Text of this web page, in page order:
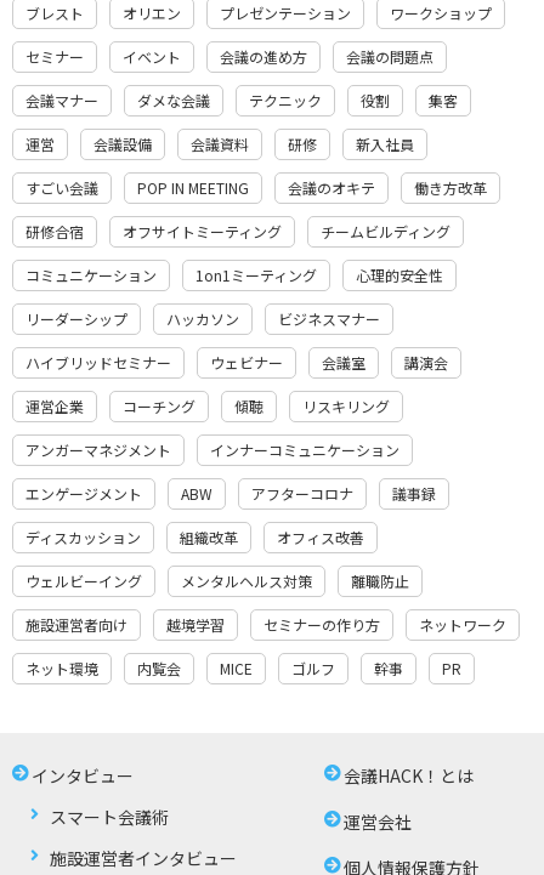
ブレスト オリエン プレゼンテーション ワークショップ
セミナー イベント 会議の進め方 会議の問題点
会議マナー ダメな会議 テクニック 役割 集客
運営 会議設備 会議資料 研修 新入社員
すごい会議 POP IN MEETING 会議のオキテ 働き方改革
研修合宿 オフサイトミーティング チームビルディング
コミュニケーション 1on1ミーティング 心理的安全性
リーダーシップ ハッカソン ビジネスマナー
ハイブリッドセミナー ウェビナー 会議室 講演会
運営企業 コーチング 傾聴 リスキリング
アンガーマネジメント インナーコミュニケーション
エンゲージメント ABW アフターコロナ 議事録
ディスカッション 組織改革 オフィス改善
ウェルビーイング メンタルヘルス対策 離職防止
施設運営者向け 越境学習 セミナーの作り方 ネットワーク
ネット環境 内覧会 MICE ゴルフ 幹事 PR
インタビュー
スマート会議術
施設運営者インタビュー
会議HACK！とは
運営会社
個人情報保護方針